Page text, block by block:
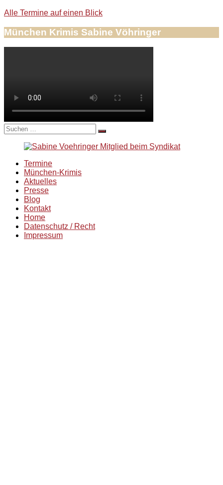
Alle Termine auf einen Blick
München Krimis Sabine Vöhringer
Suche
nach:
Termine
München-Krimis
Aktuelles
Presse
Blog
Kontakt
Home
Datenschutz / Recht
Impressum